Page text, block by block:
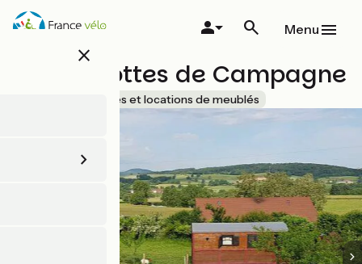
Aller
au
close
Menu
Les Roulottes de Campagne
Gîtes et locations de meublés